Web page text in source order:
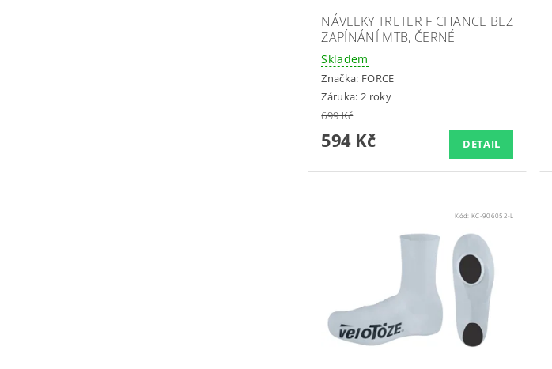
NÁVLEKY TRETER F CHANCE BEZ
ZAPÍNÁNÍ MTB, ČERNÉ
Skladem
Značka: FORCE
Záruka: 2 roky
699 Kč
594 Kč DETAIL
Kód: KC-906052-L